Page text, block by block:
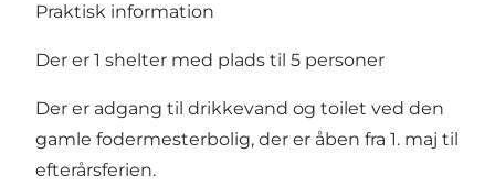
Praktisk information
Der er 1 shelter med plads til 5 personer
Der er adgang til drikkevand og toilet ved den
gamle fodermesterbolig, der er åben fra 1. maj til
efterårsferien.